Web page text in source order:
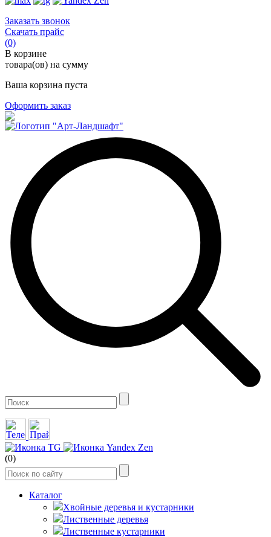
Заказать звонок
Скачать прайс
(0)
В корзине
товара(ов) на сумму
Ваша корзина пуста
Оформить заказ
(0)
Каталог
Хвойные деревья и кустарники
Лиственные деревья
Лиственные кустарники